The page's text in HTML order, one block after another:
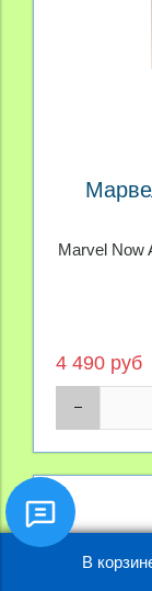
Marvel Now
4 490 руб
В